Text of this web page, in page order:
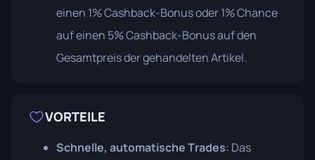
einen 1% Cashback-Bonus oder 1% Chance
auf einen 5% Cashback-Bonus auf den
Gesamtpreis der gehandelten Artikel.
VORTEILE
Schnelle, automatische Trades: Das